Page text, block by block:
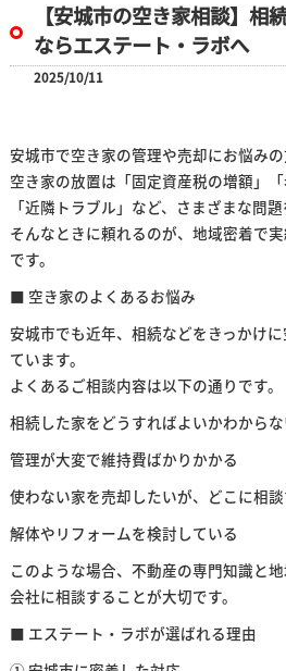
【安城市の空き家相談】相
ならエステート・ラボへ
2025/10/11
安城市で空き家の管理や売却にお悩みの
空き家の放置は「固定資産税の増額」
「近隣トラブル」など、さまざまな問題
そんなときに頼れるのが、地域密着で
です。
■ 空き家のよくあるお悩み
安城市でも近年、相続などをきっかけ
ています。
よくあるご相談内容は以下の通りです。
相続した家をどうすればよいかわから
管理が大変で維持費ばかりかかる
使わない家を売却したいが、どこに相
解体やリフォームを検討している
このような場合、不動産の専門知識と
会社に相談することが大切です。
■ エステート・ラボが選ばれる理由